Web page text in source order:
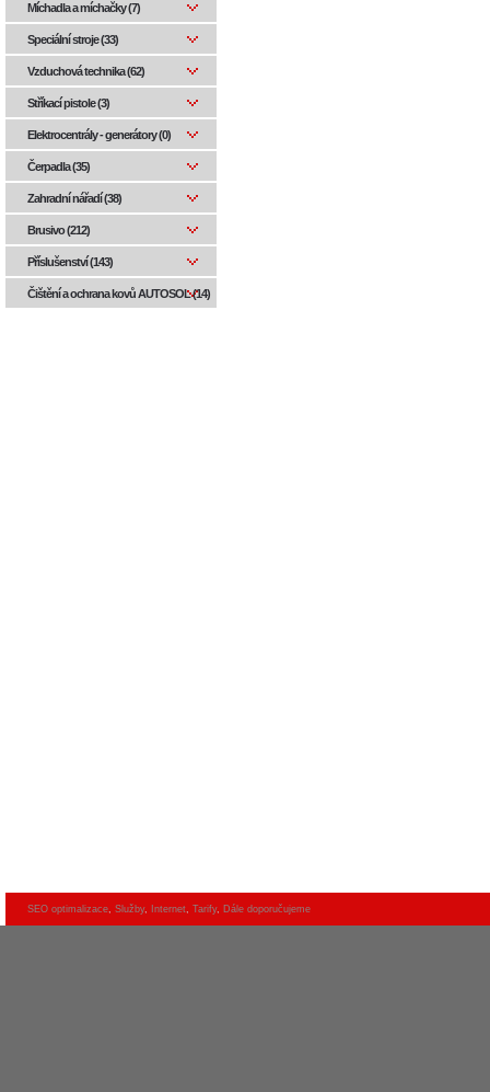
Míchadla a míchačky (7)
Speciální stroje (33)
Vzduchová technika (62)
Stříkací pistole (3)
Elektrocentrály - generátory (0)
Čerpadla (35)
Zahradní nářadí (38)
Brusivo (212)
Příslušenství (143)
Čištění a ochrana kovů AUTOSOL (14)
SEO optimalizace, Služby, Internet, Tarify, Dále doporučujeme